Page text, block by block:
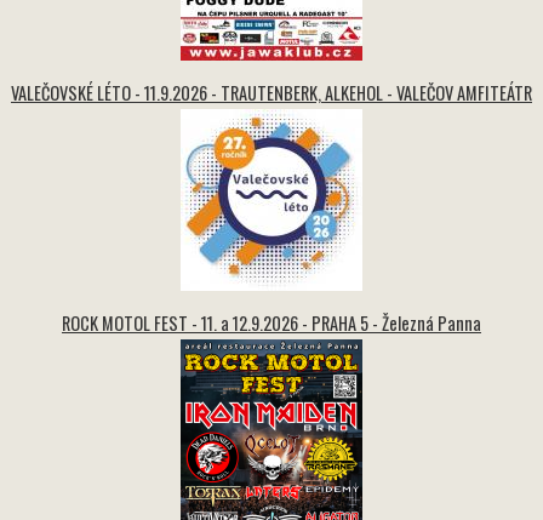
VALEČOVSKÉ LÉTO - 11.9.2026 - TRAUTENBERK, ALKEHOL - VALEČOV AMFITEÁTR
ROCK MOTOL FEST - 11. a 12.9.2026 - PRAHA 5 - Železná Panna